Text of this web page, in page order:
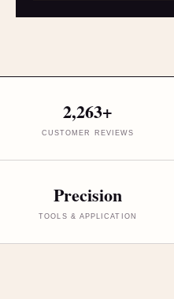
2,263+
CUSTOMER REVIEWS
Precision
TOOLS & APPLICATION